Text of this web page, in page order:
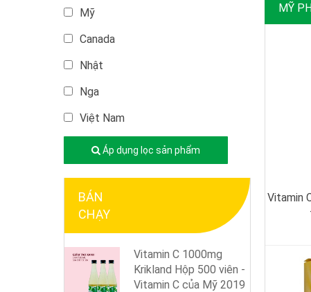
MỸ
Vitamin
Mỹ
Canada
Nhật
Nga
Việt Nam
Áp dụng lọc sản phẩm
BÁN
CHẠY
Vitamin C 1000mg
Krikland Hộp 500 viên -
Vitamin C của Mỹ 2019